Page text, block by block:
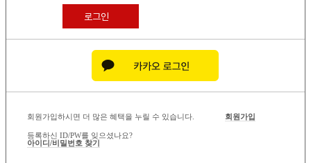
로그인
회원가입하시면 더 많은 혜택을 누릴 수 있습니다. 회원가입
등록하신 ID/PW를 잊으셨나요?
아이디/비밀번호 찾기